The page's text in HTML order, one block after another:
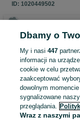
ID: 1020449502
Zaloguj się lub
sprzedającym
Zaloguj się / Załóż
Zadzwoń /
Dbamy o
My i nasi447
informacji na
cookie w celu
zaakceptować
dowolnym
sygnalizowane
przeglądania.
Wraz z naszymi